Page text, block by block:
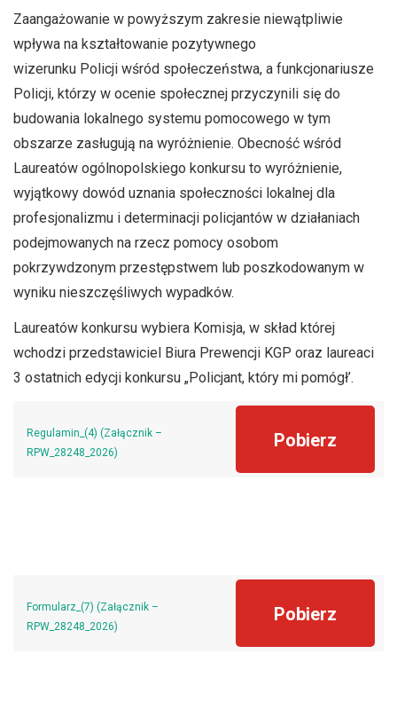
Zaangażowanie w powyższym zakresie niewątpliwie
wpływa na kształtowanie pozytywnego
wizerunku Policji wśród społeczeństwa, a funkcjonariusze
Policji, którzy w ocenie społecznej przyczynili się do
budowania lokalnego systemu pomocowego w tym
obszarze zasługują na wyróżnienie. Obecność wśród
Laureatów ogólnopolskiego konkursu to wyróżnienie,
wyjątkowy dowód uznania społeczności lokalnej dla
profesjonalizmu i determinacji policjantów w działaniach
podejmowanych na rzecz pomocy osobom
pokrzywdzonym przestępstwem lub poszkodowanym w
wyniku nieszczęśliwych wypadków.
Laureatów konkursu wybiera Komisja, w skład której
wchodzi przedstawiciel Biura Prewencji KGP oraz laureaci
3 ostatnich edycji konkursu „Policjant, który mi pomógł’.
Regulamin_(4) (Załącznik –
RPW_28248_2026)
Pobierz
Formularz_(7) (Załącznik –
RPW_28248_2026)
Pobierz